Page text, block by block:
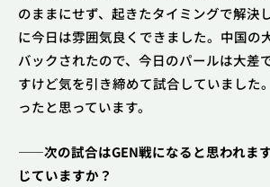
のままにせず、起きたタイミングで解決
に今日は雰囲気良くできました。中国の
バックされたので、今日のパールは大差
すけど気を引き締めて試合していました
ったと思っています。
――次の試合はGEN戦になると思われま
じていますか？